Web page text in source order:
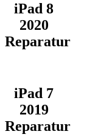
iPad 8
2020
Reparatur
iPad 7
2019
Reparatur